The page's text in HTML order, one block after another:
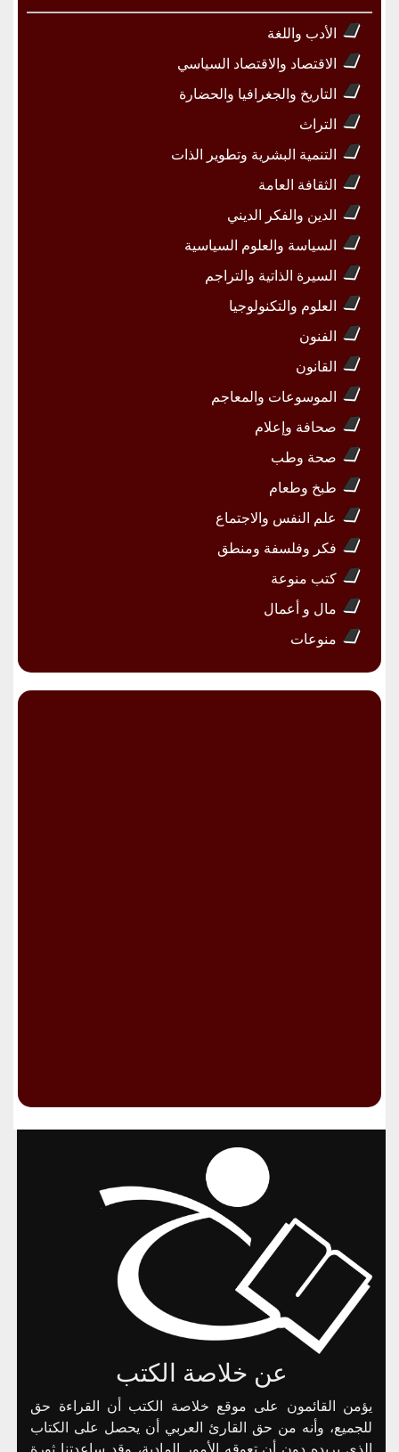
الأدب واللغة
الاقتصاد والاقتصاد السياسي
التاريخ والجغرافيا والحضارة
التراث
التنمية البشرية وتطوير الذات
الثقافة العامة
الدين والفكر الديني
السياسة والعلوم السياسية
السيرة الذاتية والتراجم
العلوم والتكنولوجيا
الفنون
القانون
الموسوعات والمعاجم
صحافة وإعلام
صحة وطب
طبخ وطعام
علم النفس والاجتماع
فكر وفلسفة ومنطق
كتب منوعة
مال و أعمال
منوعات
عن خلاصة الكتب
يؤمن القائمون على موقع خلاصة الكتب أن القراءة حق
للجميع، وأنه من حق القارئ العربي أن يحصل على الكتاب
الذي يريده دون أن تعوقه الأمور المادية، وقد ساعدتنا ثورة